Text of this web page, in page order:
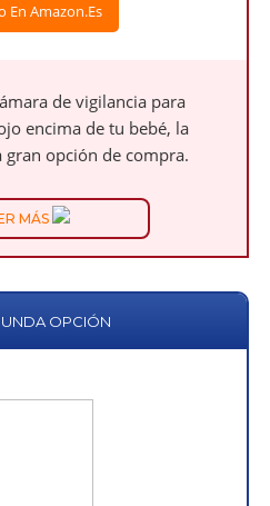
En Amazon.es
de vigilancia para
encima de tu bebé, la
gran opción de compra.
MÁS
OPCIÓN